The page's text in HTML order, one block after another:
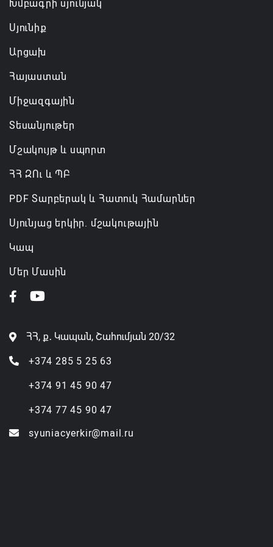
Խմբագրի սյունյակ
Սյունիք
Արցախ
Հայաստան
Միջազգային
Տեսանյութեր
Մշակույթ և սպորտ
ՀՀ ԶՈւ և ՊԲ
PDF Տարբերակ և Հատուկ Համարներ
Սյունյաց երկիր. մշակութային
Կապ
Մեր Մասին
ՀՀ, ք․ Կապան, Շահումյան 20/32
+374 285 5 25 63
+374 91 45 90 47
+374 77 45 90 47
syuniacyerkir@mail.ru